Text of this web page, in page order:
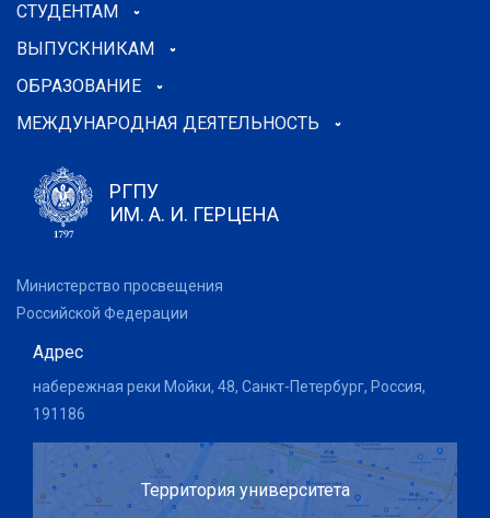
СТУДЕНТАМ
ВЫПУСКНИКАМ
ОБРАЗОВАНИЕ
МЕЖДУНАРОДНАЯ ДЕЯТЕЛЬНОСТЬ
РГПУ
ИМ. А. И. ГЕРЦЕНА
Министерство просвещения
Российской Федерации
Адрес
набережная реки Мойки, 48, Санкт-Петербург, Россия,
191186
Территория университета